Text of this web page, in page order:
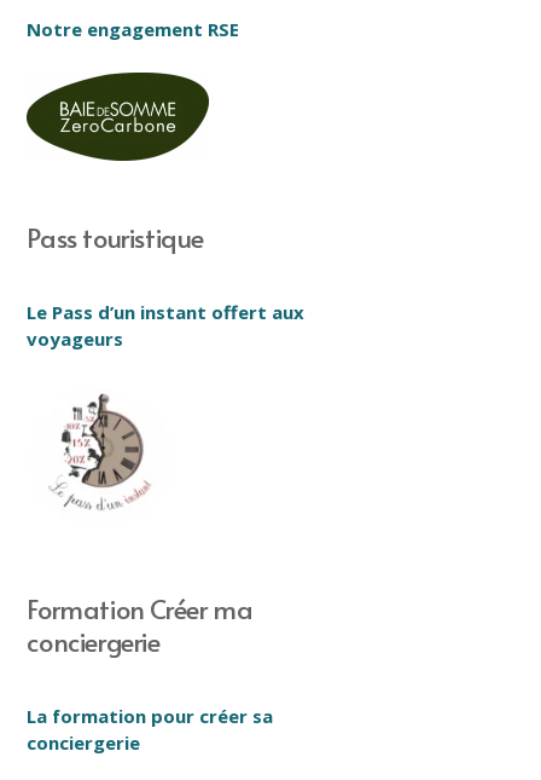
Notre engagement RSE
Pass touristique
Le Pass d’un instant offert aux
voyageurs
Formation Créer ma
conciergerie
La formation pour créer sa
conciergerie